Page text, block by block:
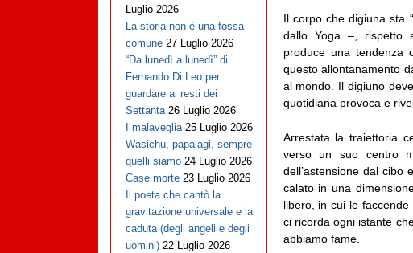
Il corpo che digiuna sta
dallo Yoga –, rispetto
produce una tendenza
questo allontanamento
al mondo. Il digiuno
quotidiana provoca e
Arrestata la traiettoria
verso un suo centro
dell’astensione dal
calato in una
libero, in cui le
ci ricorda ogni istante
abbiamo fame.
Luglio 2026
La storia non è una fossa
comune 27 Luglio 2026
“Da lunedì a lunedì” di
Fernando Di Leo per
guardare ai resti dei
Settanta 26 Luglio 2026
I malaveglia 25 Luglio 2026
Wasichu, papalagi, sempre
quelli siamo 24 Luglio 2026
Case morte 23 Luglio 2026
Il poeta che cantò la
gravitazione universale e la
caduta (degli angeli e degli
uomini) 22 Luglio 2026